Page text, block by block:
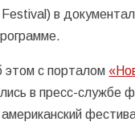
в
этом с порталом
в пресс-службе